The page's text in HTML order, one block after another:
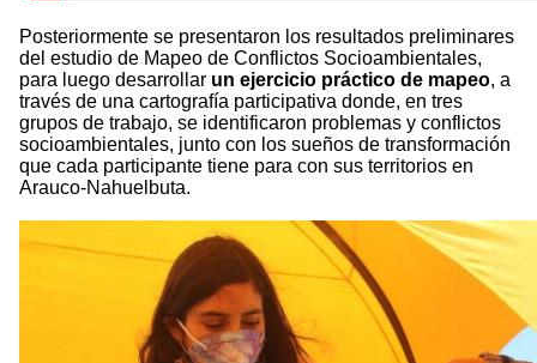
Posteriormente se presentaron los resultados preliminares
del estudio de Mapeo de Conflictos Socioambientales,
para luego desarrollar un ejercicio práctico de mapeo, a
través de una cartografía participativa donde, en tres
grupos de trabajo, se identificaron problemas y conflictos
socioambientales, junto con los sueños de transformación
que cada participante tiene para con sus territorios en
Arauco-Nahuelbuta.